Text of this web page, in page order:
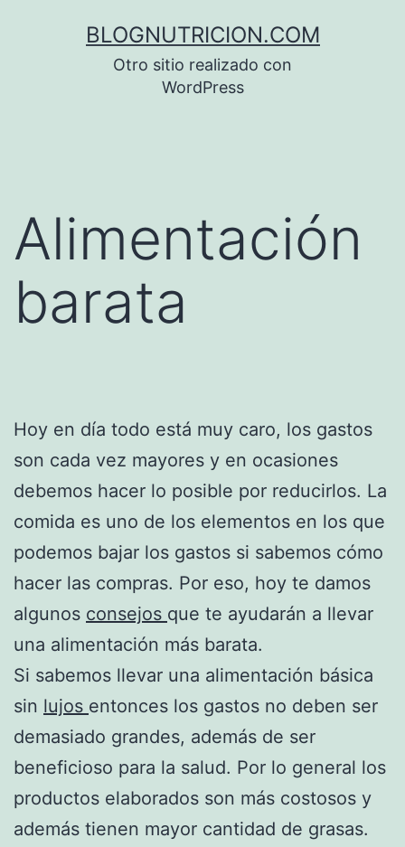
BLOGNUTRICION.COM
Otro sitio realizado con
WordPress
Alimentación
barata
Hoy en día todo está muy caro, los gastos
son cada vez mayores y en ocasiones
debemos hacer lo posible por reducirlos. La
comida es uno de los elementos en los que
podemos bajar los gastos si sabemos cómo
hacer las compras. Por eso, hoy te damos
algunos consejos que te ayudarán a llevar
una alimentación más barata.
Si sabemos llevar una alimentación básica
sin lujos entonces los gastos no deben ser
demasiado grandes, además de ser
beneficioso para la salud. Por lo general los
productos elaborados son más costosos y
además tienen mayor cantidad de grasas.